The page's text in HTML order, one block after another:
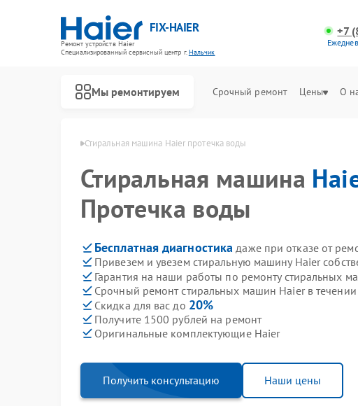
FIX-HAIER
Ремонт устройств Haier
Специализированный cервисный центр г.Нальчик
+7
Мы ремонтируем Срочный ремонт Цены О
Стиральная машина Haier протечка воды
Стиральная машина
Протечка воды
Бесплатная диагностика даже при отказе от
Привезем и увезем стиральную машину Haier
Гарантия на наши работы по ремонту стиральных
Срочный ремонт стиральных машин Haier в течении
Скидка для вас до 20%
Получите 1500 рублей на ремонт
Оригинальные комплектующие Haier
Получить консультацию Наши цены